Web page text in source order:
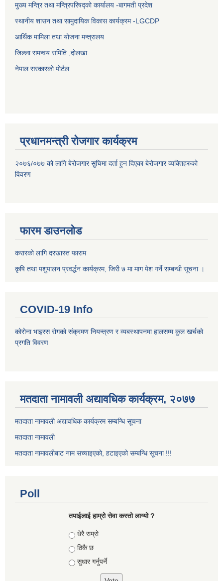
मुख्य मन्त्रि तथा मन्त्रिपरिषद्को कार्यालय -बागमती प्रदेश
स्थानीय शासन तथा सामुदायिक विकास कार्यक्रम -LGCDP
आर्थिक मामिला तथा योजना मन्त्रालय
जिल्ला समन्वय समिति ,दोलखा
नेपाल सरकारको पोर्टल
प्रधानमन्त्री रोजगार कार्यक्रम
२०७६/०७७ को लागि बेरोजगार सुचिमा दर्ता हुन दिएका बेरोजगार व्यक्तिहरुको
विवरण
फारम डाउनलोड
करारको लागि दरखास्त फाराम
कृषि तथा पशुपालन प्रवर्द्धन कार्यक्रम, जिरी ७ मा माग पेश गर्ने सम्बन्धी सूचना ।
COVID-19 Info
कोरोना भाइरस रोगको संक्रमण नियन्त्रण र व्यबस्थापनमा हालसम्म कुल खर्चको
प्रगति विवरण
मतदाता नामावली अद्यावधिक कार्यक्रम, २०७७
मतदाता नामावली अद्यावधिक कार्यक्रम सम्बन्धि सूचना
मतदाता नामावली
मतदाता नामावलीबाट नाम सच्याइएको, हटाइएको सम्बन्धि सूचना !!!
Poll
तपाईलाई हाम्रो सेवा कस्तो लाग्यो ?
Choices
धेरै राम्रो
ठिकै छ
सुधार गर्नुपर्ने